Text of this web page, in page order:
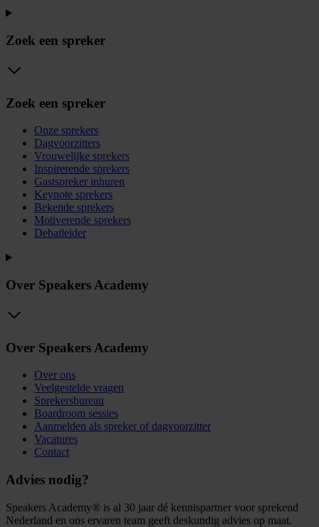
Zoek een spreker
Zoek een spreker
Onze sprekers
Dagvoorzitters
Vrouwelijke sprekers
Inspirerende sprekers
Gastspreker inhuren
Keynote sprekers
Bekende sprekers
Motiverende sprekers
Debatleider
Over Speakers Academy
Over Speakers Academy
Over ons
Veelgestelde vragen
Sprekersbureau
Boardroom sessies
Aanmelden als spreker of dagvoorzitter
Vacatures
Contact
Advies nodig?
Speakers Academy® is al 30 jaar dé kennispartner voor sprekend
Nederland en ons ervaren team geeft deskundig advies op maat.